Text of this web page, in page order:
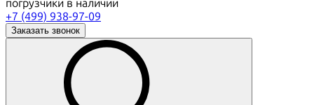
погрузчики в наличии
+7 (499) 938-97-09
Заказать звонок